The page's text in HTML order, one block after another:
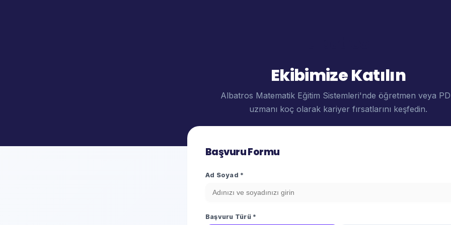
Ekibimize Katılın
Albatros Matematik Eğitim Sistemleri'nde öğretmen veya
uzmanı koç olarak kariyer fırsatlarını keşfedin.
Başvuru Formu
Ad Soyad *
Başvuru Türü *